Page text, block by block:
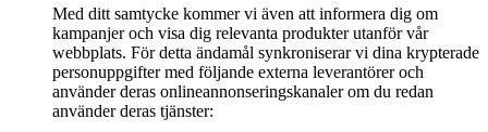
Med ditt samtycke kommer vi även att informera dig om
kampanjer och visa dig relevanta produkter utanför vår
webbplats. För detta ändamål synkroniserar vi dina krypterade
personuppgifter med följande externa leverantörer och
använder deras onlineannonseringskanaler om du redan
använder deras tjänster: